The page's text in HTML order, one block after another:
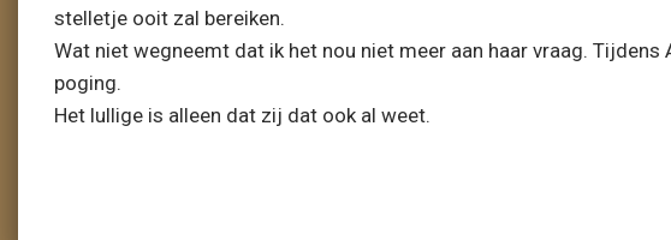
stelletje ooit zal bereiken.
Wat niet wegneemt dat ik het nou niet meer aan haar vraag. Tijdens
poging.
Het lullige is alleen dat zij dat ook al weet.